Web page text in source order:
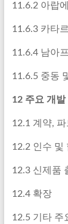
11.6.2 아랍
11.6.3 카타르
11.6.4 남아
11.6.5 중동
12 주요 개발
12.1 계약,
12.2 인수 및
12.3 신제품
12.4 확장
12.5 기타 주